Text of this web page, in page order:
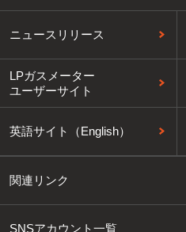
ニュースリリース
LPガスメーター
ユーザーサイト
英語サイト（English）
関連リンク
SNSアカウント一覧